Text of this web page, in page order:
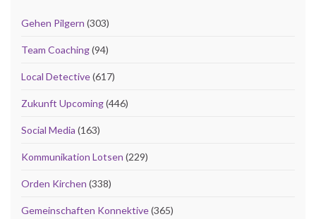
Gehen Pilgern (303)
Team Coaching(94)
Local Detective(617)
Zukunft Upcoming(446)
Social Media (163)
Kommunikation Lotsen (229)
Orden Kirchen (338)
Gemeinschaften Konnektive(365)